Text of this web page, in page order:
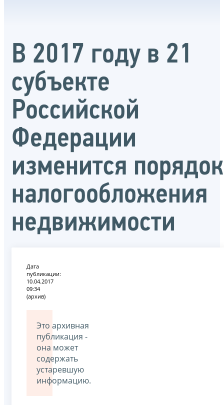
В 2017 году в 21
субъекте
Российской
Федерации
изменится порядок
налогообложения
недвижимости
Дата
публикации:
10.04.2017
09:34
(архив)
Это архивная
публикация -
она может
содержать
устаревшую
информацию.